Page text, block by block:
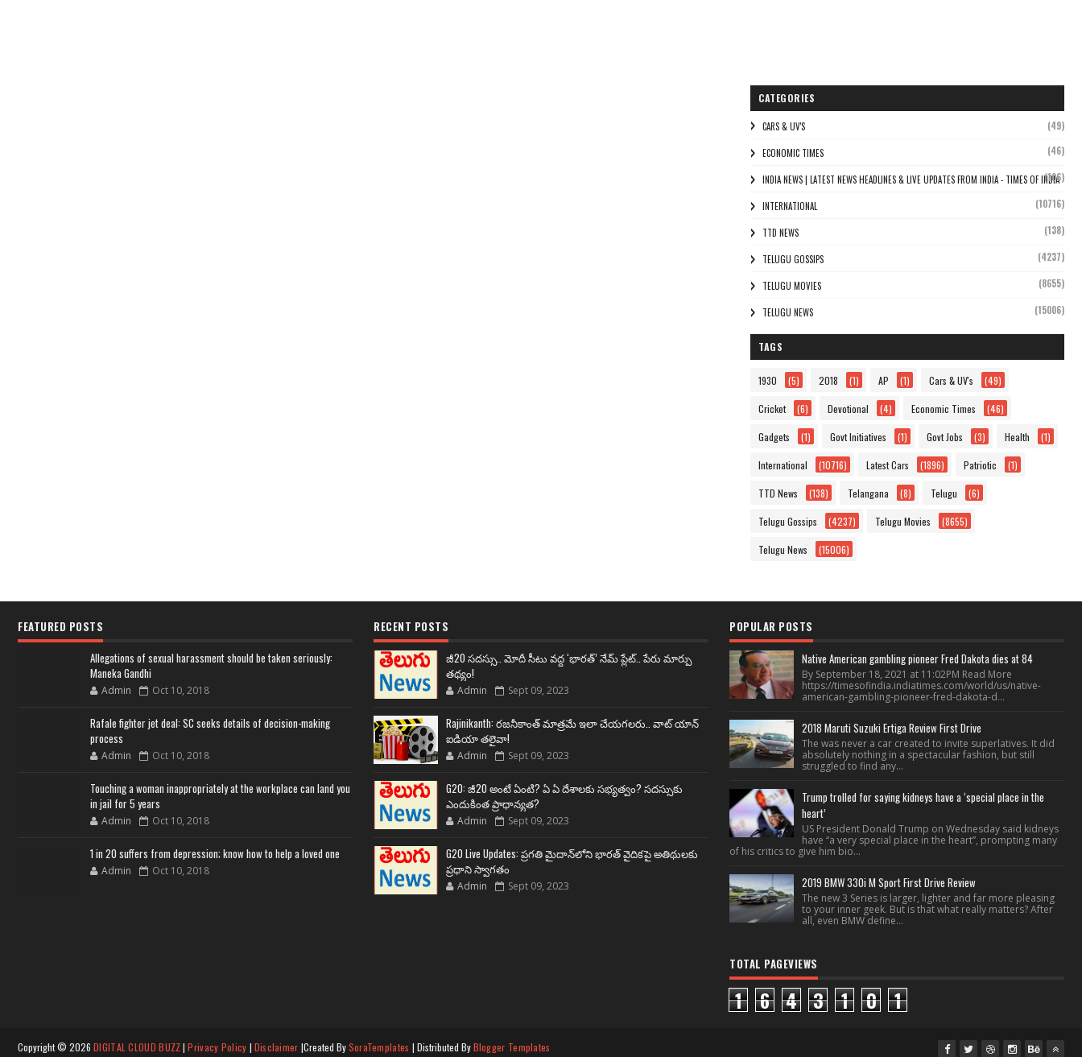
CATEGORIES
CARS & UV'S (49)
ECONOMIC TIMES (46)
INDIA NEWS | LATEST NEWS HEADLINES & LIVE UPDATES FROM INDIA - TIMES OF INDIA
(106)
INTERNATIONAL (10716)
TTD NEWS (138)
TELUGU GOSSIPS (4237)
TELUGU MOVIES (8655)
TELUGU NEWS (15006)
TAGS
1930 (5) 2018 (1) AP (1) Cars & UV's (49)
Cricket (6) Devotional (4) Economic Times (46)
Gadgets (1) Govt Initiatives (1) Govt Jobs (3) Health (1)
International (10716) Latest Cars (1896) Patriotic (1)
TTD News (138) Telangana (8) Telugu (6)
Telugu Gossips (4237) Telugu Movies (8655)
Telugu News (15006)
FEATURED POSTS
Allegations of sexual harassment should be taken seriously:
Maneka Gandhi
Admin Oct 10, 2018
Rafale fighter jet deal: SC seeks details of decision-making
process
Admin Oct 10, 2018
Touching a woman inappropriately at the workplace can land you
in jail for 5 years
Admin Oct 10, 2018
1 in 20 suffers from depression; know how to help a loved one
Admin Oct 10, 2018
RECENT POSTS
జీ20 సదస్సు.. మోదీ సీటు వద్ద ‘భారత్’ నేమ్ ప్లేట్‌.. పేరు మార్పు
తథ్యం!
Admin Sept 09, 2023
Rajinikanth: రజనీకాంత్ మాత్రమే ఇలా చేయగలరు.. వాట్ యాన్
ఐడియా తలైవా!
Admin Sept 09, 2023
G20: జీ20 అంటే ఏంటి? ఏ ఏ దేశాలకు సభ్యత్వం? సదస్సుకు
ఎందుకింత ప్రాధాన్యత?
Admin Sept 09, 2023
G20 Live Updates: ప్రగతి మైదాన్‌లోని భారత్ వైదికపై అతిథులకు
ప్రధాని స్వాగతం
Admin Sept 09, 2023
POPULAR POSTS
Native American gambling pioneer Fred Dakota dies at 84
By September 18, 2021 at 11:02PM Read More
https://timesofindia.indiatimes.com/world/us/native-
american-gambling-pioneer-fred-dakota-d...
2018 Maruti Suzuki Ertiga Review First Drive
The was never a car created to invite superlatives. It did
absolutely nothing in a spectacular fashion, but still
struggled to find any...
Trump trolled for saying kidneys have a ‘special place in the
heart’
US President Donald Trump on Wednesday said kidneys
have “a very special place in the heart”, prompting many
of his critics to give him bio...
2019 BMW 330i M Sport First Drive Review
The new 3 Series is larger, lighter and far more pleasing
to your inner geek. But is that what really matters? After
all, even BMW define...
TOTAL PAGEVIEWS
1 6 4 3 1 0 1
Copyright © 2026 DIGITAL CLOUD BUZZ|Privacy Policy | Disclaimer |Created BySoraTemplates | Distributed ByBlogger Templates